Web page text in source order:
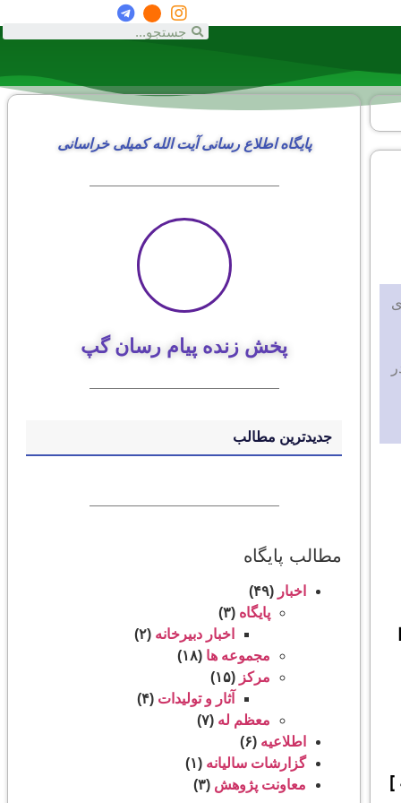
]
پایگاه اطلاع رسانی آیت الله کمیلی خراسانی
پخش زنده پیام رسان گپ
جدیدترین مطالب
مطالب پایگاه
اخبار (۴۹)
پایگاه (۳)
اخبار دبیرخانه (۲)
مجموعه ‌ها (۱۸)
مرکز (۱۵)
آثار و تولیدات (۴)
معظم‌ له (۷)
اطلاعیه (۶)
گزارشات سالیانه (۱)
معاونت پژوهش (۳)